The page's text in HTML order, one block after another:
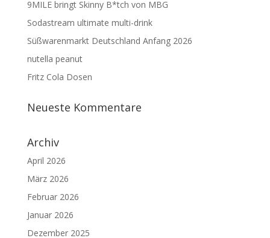
9MILE bringt Skinny B*tch von MBG
Sodastream ultimate multi-drink
Süßwarenmarkt Deutschland Anfang 2026
nutella peanut
Fritz Cola Dosen
Neueste Kommentare
Archiv
April 2026
März 2026
Februar 2026
Januar 2026
Dezember 2025